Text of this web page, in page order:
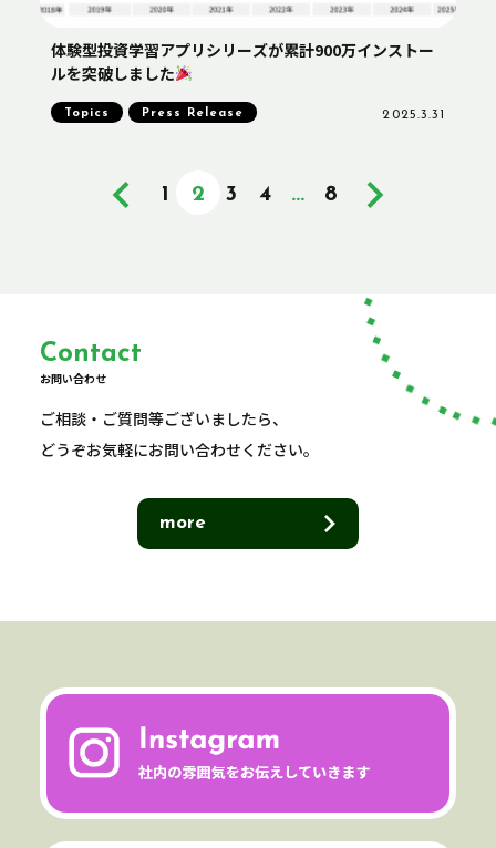
体験型投資学習アプリシリーズが累計900万インストー
ルを突破しました
Topics Press Release 2025.3.31
1 2 3 4 … 8
Contact
お問い合わせ
ご相談・ご質問等ございましたら、
どうぞお気軽にお問い合わせください。
more